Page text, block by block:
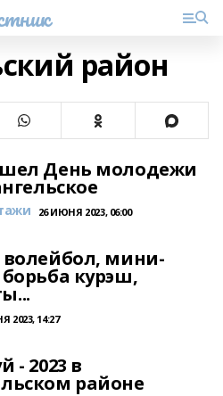
район
День молодежи
26 ИЮНЯ 2023, 06:00
волейбол, мини-
курэш,
2023, 14:27
- 2023 в
районе